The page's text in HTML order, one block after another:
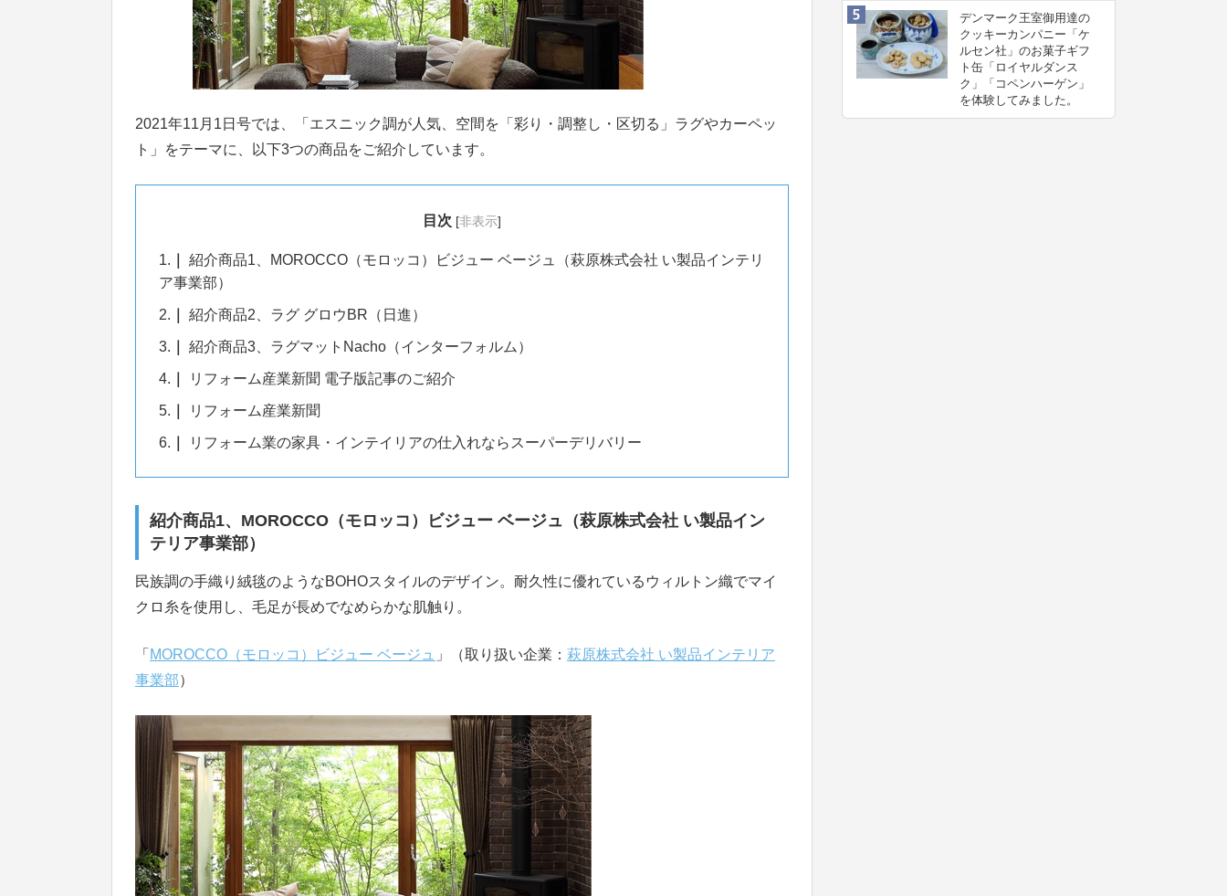
2021年11月1日号では、「エスニック調が人気、空間を「彩り・調整し・区切る」ラグやカーペッ
ト」をテーマに、以下3つの商品をご紹介しています。
目次 [非表示]
1.
紹介商品1、MOROCCO（モロッコ）ビジュー ベージュ（萩原株式会社 い製品インテリ
ア事業部）
2. 紹介商品2、ラグ グロウBR（日進）
3. 紹介商品3、ラグマットNacho（インターフォルム）
4. リフォーム産業新聞 電子版記事のご紹介
5. リフォーム産業新聞
6. リフォーム業の家具・インテイリアの仕入れならスーパーデリバリー
紹介商品1、MOROCCO（モロッコ）ビジュー ベージュ（萩原株式会社 い製品イン
テリア事業部）
民族調の手織り絨毯のようなBOHOスタイルのデザイン。耐久性に優れているウィルトン織でマイ
クロ糸を使用し、毛足が長めでなめらかな肌触り。
「 MOROCCO（モロッコ）ビジュー ベージュ 」（取り扱い企業： 萩原株式会社 い製品インテリア
事業部）
デンマーク王室御用達の
クッキーカンパニー「ケ
ルセン社」のお菓子ギフ
ト缶「ロイヤルダンス
ク」「コペンハーゲン」
を体験してみました。